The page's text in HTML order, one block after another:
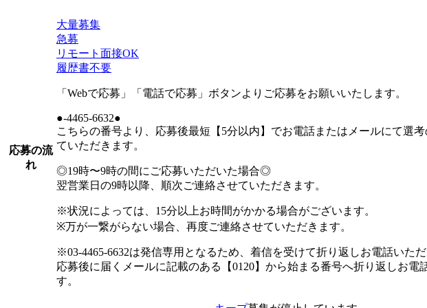
応募の流
れ
大量募集
急募
リモート面接OK
履歴書不要
「Webで応募」「電話で応募」ボタンよりご応募をお願いいたします。
●-4465-6632●
こちらの番号より、応募後最短【5分以内】でお電話またはメールにて選
ていただきます。
◎19時〜9時の間にご応募いただいた場合◎
翌営業日の9時以降、順次ご連絡させていただきます。
※状況によっては、15分以上お時間がかかる場合がございます。
※万が一繋がらない場合、再度ご連絡させていただきます。
※03-4465-6632は発信専用となるため、着信を受けて折り返しお電話いただ
応募後に届くメールに記載のある【0120】から始まる番号へ折り返しお電
す。